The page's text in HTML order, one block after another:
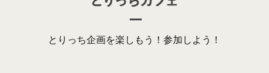
とりっち企画を楽しもう！参加しよう！